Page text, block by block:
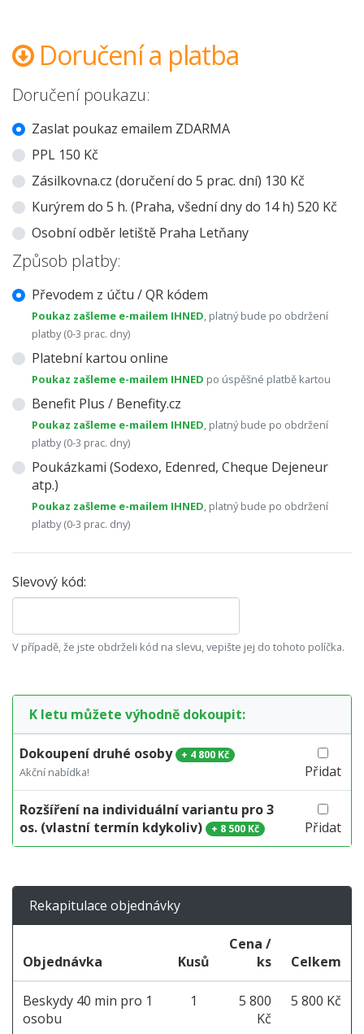
Doručení a platba
Doručení poukazu:
Zaslat poukaz emailem ZDARMA
PPL 150 Kč
Zásilkovna.cz (doručení do 5 prac. dní) 130 Kč
Kurýrem do 5 h. (Praha, všední dny do 14 h) 520 Kč
Osobní odběr letiště Praha Letňany
Způsob platby:
Převodem z účtu / QR kódem
Poukaz zašleme e-mailem IHNED, platný bude po obdržení
platby (0-3 prac. dny)
Platební kartou online
Poukaz zašleme e-mailem IHNED po úspěšné platbě kartou
Benefit Plus / Benefity.cz
Poukaz zašleme e-mailem IHNED, platný bude po obdržení
platby (0-3 prac. dny)
Poukázkami (Sodexo, Edenred, Cheque Dejeneur
atp.)
Poukaz zašleme e-mailem IHNED, platný bude po obdržení
platby (0-3 prac. dny)
Slevový kód:
V případě, že jste obdrželi kód na slevu, vepište jej do tohoto políčka.
K letu můžete výhodně dokoupit:
Dokoupení druhé osoby + 4 800 Kč
Akční nabídka! Přidat
Rozšíření na individuální variantu pro 3
os. (vlastní termín kdykoliv)
+ 8 500 Kč Přidat
Rekapitulace objednávky
Objednávka Kusů
Cena /
ks
Celkem
Beskydy 40 min pro 1
osobu
1
5 800
Kč
5 800 Kč